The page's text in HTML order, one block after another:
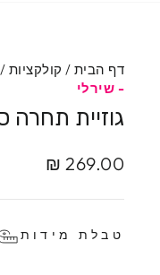
דף הבית / קולקציות /
- שירלי
גוזיית תחרה
מחיר
מחיר
269.00 ₪
טבלת מידות